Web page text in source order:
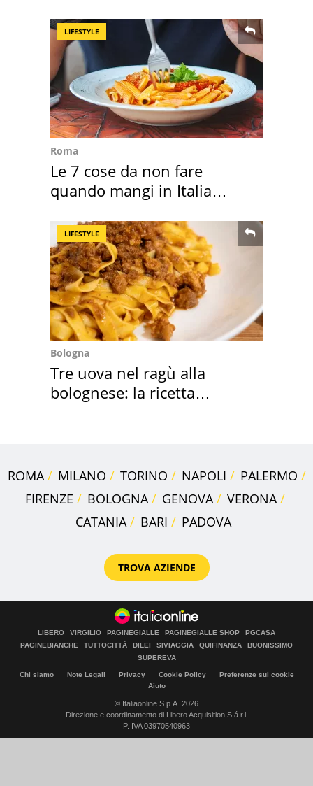
LIFESTYLE
Roma
Le 7 cose da non fare
quando mangi in Italia
LIFESTYLE
Bologna
Tre uova nel ragù alla
bolognese: la ricetta
ROMA MILANO TORINO NAPOLI
PALERMO
FIRENZE
BOLOGNA GENOVA
VERONA
CATANIA
BARI PADOVA
TROVA AZIENDE
LIBERO VIRGILIO PAGINEGIALLE PAGINEGIALLE SHOP
PGCASA
PAGINEBIANCHE
TUTTOCITTÀ DILEI SIVIAGGIA QUIFINANZA
BUONISSIMO
SUPEREVA
Chi siamo Note Legali Privacy Cookie Policy
Preferenze sui cookie
Aiuto
© Italiaonline S.p.A. 2026
Direzione e coordinamento di Libero Acquisition S.á r.l.
P. IVA 03970540963